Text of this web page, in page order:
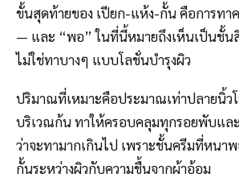
ขั้นสุดท้ายของ เปียก-แห้ง-กั้น คือการท
— และ “พอ” ในที่นี้หมายถึงเห็นเป็นชั้น
ไม่ใช่ทาบางๆ แบบโลชั่นบำรุงผิว
ปริมาณที่เหมาะคือประมาณเท่าปลายนิ้ว
บริเวณก้น ทาให้ครอบคลุมทุกรอยพับแล
ว่าจะทามากเกินไป เพราะชั้นครีมที่หนา
กั้นระหว่างผิวกับความชื้นจากผ้าอ้อม